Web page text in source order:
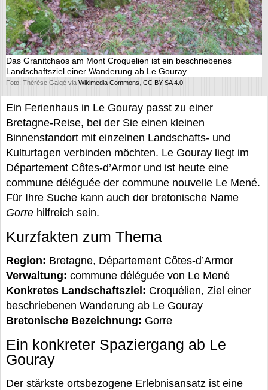
Das Granitchaos am Mont Croquelien ist ein beschriebenes
Landschaftsziel einer Wanderung ab Le Gouray.
Foto: Thérèse Gaigé via Wikimedia Commons CC BY-SA 4.0
Ein Ferienhaus in Le Gouray passt zu einer
Bretagne-Reise, bei der Sie einen kleinen
Binnenstandort mit einzelnen Landschafts- und
Kulturtagen verbinden möchten. Le Gouray liegt im
Département Côtes-d’Armor und ist heute eine
commune déléguée der commune nouvelle Le Mené.
Für Ihre Suche kann auch der bretonische Name
Gorre hilfreich sein.
Kurzfakten zum Thema
Region: Bretagne, Département Côtes-d’Armor
Verwaltung: commune déléguée von Le Mené
Konkretes Landschaftsziel: Croquélien, Ziel einer
beschriebenen Wanderung ab Le Gouray
Bretonische Bezeichnung: Gorre
Ein konkreter Spaziergang ab Le
Gouray
Der stärkste ortsbezogene Erlebnisansatz ist eine